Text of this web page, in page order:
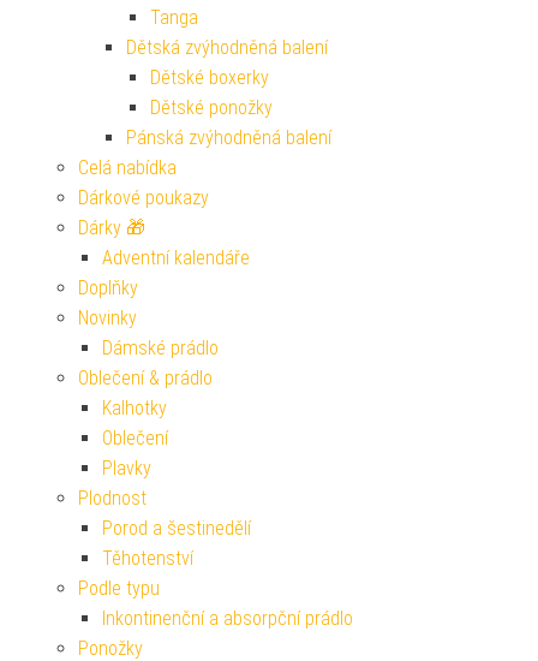
Tanga
Dětská zvýhodněná balení
Dětské boxerky
Dětské ponožky
Pánská zvýhodněná balení
Celá nabídka
Dárkové poukazy
Dárky 🎁
Adventní kalendáře
Doplňky
Novinky
Dámské prádlo
Oblečení & prádlo
Kalhotky
Oblečení
Plavky
Plodnost
Porod a šestinedělí
Těhotenství
Podle typu
Inkontinenční a absorpční prádlo
Ponožky